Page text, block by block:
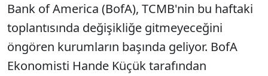
Bank of America (BofA), TCMB'nin bu haftaki
toplantısında değişikliğe gitmeyeceğini
öngören kurumların başında geliyor. BofA
Ekonomisti Hande Küçük tarafından